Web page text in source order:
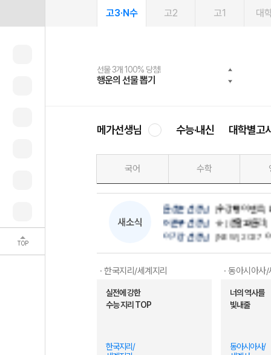
TOP
고3·N수 고2 고1 대
선물 3개 100% 당첨!
행운의 선물 뽑기
선물 100% 증정!
메가스터디 X 올리브
여름방학 스터디 캐시백
메가런 썸머스쿨
2027 러셀 단과
강사 공개선발
스마트러닝앱
설문 EVENT
메가패스
3일 무료 체험권
메가패스 수강생 무료혜택!
메가클럽 멤버십
사회공헌 캠페인
희망이룸 메가나눔
메가선생님 수능·내신 대학별고
국어 수학
새소식
민정 선생님 [NEW] 2027 민
우영호 선생님
[NEW] 2027
김종웅 선생님 ★개강★ 흥겨웅
윤성훈 선생님 [수강평 이벤트]
어준규 선생님
☆ [생활과윤리]
이기상 선생님
[NEW] 2027 이
손고운 선생님 [고3·N수] D-100, 지
이다지 선생님
역사 EVENT★ 짹
[통합사회] 윤재
[NEW] 2027
· 한국지리/세계지리
실전에 강한
수능 지리 TOP
한국지리/
· 동아시아사
너의 역사를
빛내줄
동아시아사/